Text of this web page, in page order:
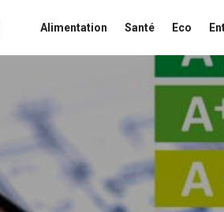
Alimentation Santé Eco